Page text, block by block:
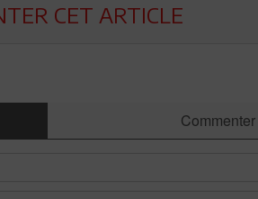
CET ARTICLE
Commenter